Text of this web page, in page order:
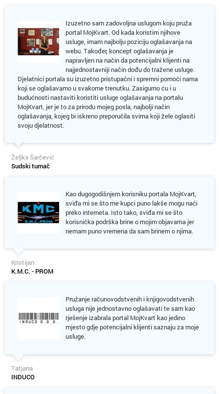
Izuzetno sam zadovoljna uslugom koju pruža
portal MojKvart. Od kada koristim njihove
usluge, imam najbolju poziciju oglašavanja na
webu. Također, koncept oglašavanja je
napravljen na način da potencijalni klijenti na
najjednostavniji način dođu do tražene usluge.
Djelatnici portala su izuzetno pristupačni i spremni pomoći nama
koji se oglašavamo u svakome trenutku. Zasigurno ću i u
budućnosti nastaviti koristiti usluge oglašavanja na portalu
MojKvart, jer je to za prirodu mojeg posla, najbolji način
oglašavanja, kojeg bi iskreno preporučila svima koji žele oglasiti
svoju djelatnost.
Željka Šarčević
Sudski tumač
Kao dugogodišnjem korisniku portala MojKvart,
sviđa mi se što me kupci puno lakše mogu naći
preko interneta. Isto tako, sviđa mi se što
korisnička podrška brine o mojim objavama jer
nemam puno vremena da sam brinem o njima.
Kristijan
K.M.C. - PROM
Pružanje računovodstvenih i knjigovodstvenih
usluga nije jednostavno oglašavati te sam kao
rješenje izabrala portal MojKvart kao jedino
mjesto gdje potencijalni klijenti saznaju za moje
usluge.
Tatjana
INDUCO